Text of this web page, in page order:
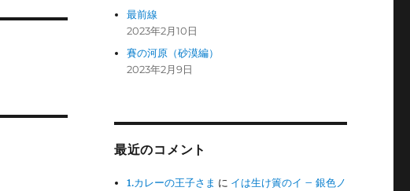
最前線
2023年2月10日
賽の河原（砂漠編）
2023年2月9日
最近のコメント
1.カレーの王子さま に イは生け簀のイ – 銀色ノ